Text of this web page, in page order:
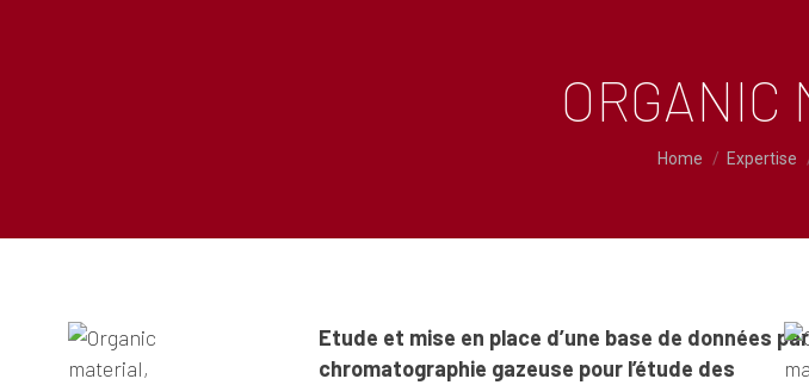
ORGANIC
You are here:
Home Expertise
Etude et mise en place d’une base de données par
chromatographie gazeuse pour l’étude des